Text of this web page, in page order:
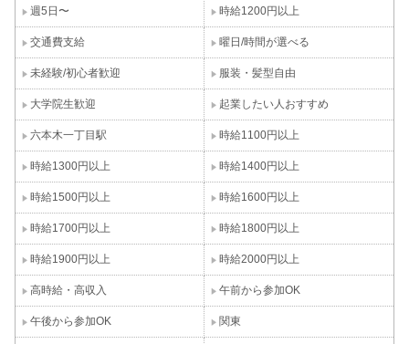
週5日〜 時給1200円以上
交通費支給 曜日/時間が選べる
未経験/初心者歓迎 服装・髪型自由
大学院生歓迎 起業したい人おすすめ
六本木一丁目駅 時給1100円以上
時給1300円以上 時給1400円以上
時給1500円以上 時給1600円以上
時給1700円以上 時給1800円以上
時給1900円以上 時給2000円以上
高時給・高収入 午前から参加OK
午後から参加OK 関東